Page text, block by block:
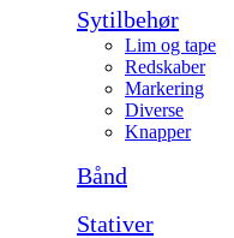
Sytilbehør
Lim og tape
Redskaber
Markering
Diverse
Knapper
Bånd
Stativer